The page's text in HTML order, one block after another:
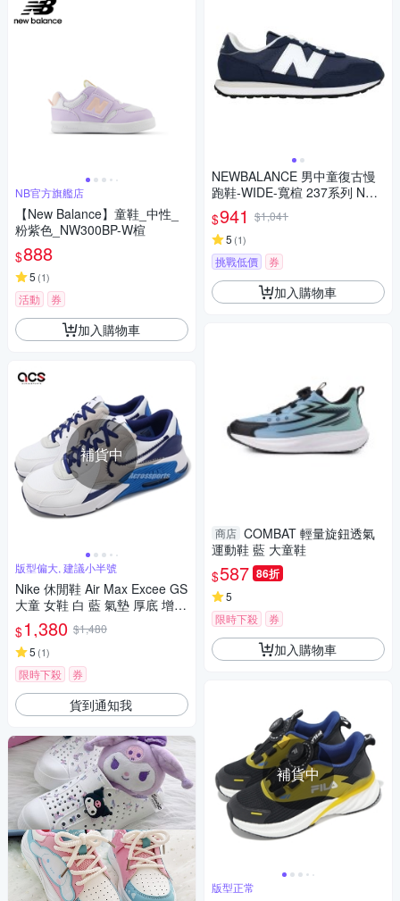
NB官方旗艦店
【New Balance】童鞋_中性_
粉紫色_NW300BP-W楦
$888
5 (1)
活動 券
加入購物車
補貨中
版型偏大, 建議小半號
Nike 休閒鞋 Air Max Excee GS
大童 女鞋 白 藍 氣墊 厚底 增高
運動鞋 FB3058-100
$1,380 $1,480
5 (1)
限時下殺 券
貨到通知我
NEWBALANCE 男中童復古慢
跑鞋-WIDE-寬楦 237系列 NB P
H237HN 丈青白
$941 $1,041
5 (1)
挑戰低價 券
加入購物車
商店 COMBAT 輕量旋鈕透氣
運動鞋 藍 大童鞋
$587 86折
5
限時下殺
券
加入購物車
補貨中
版型正常